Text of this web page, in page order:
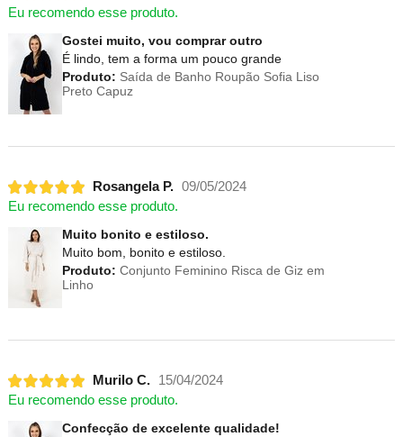
Eu recomendo esse produto.
Gostei muito, vou comprar outro
É lindo, tem a forma um pouco grande
Produto: Saída de Banho Roupão Sofia Liso
Preto Capuz
Rosangela P. 09/05/2024
Eu recomendo esse produto.
Muito bonito e estiloso.
Muito bom, bonito e estiloso.
Produto: Conjunto Feminino Risca de Giz em
Linho
Murilo C.
15/04/2024
Eu recomendo esse produto.
Confecção de excelente qualidade!